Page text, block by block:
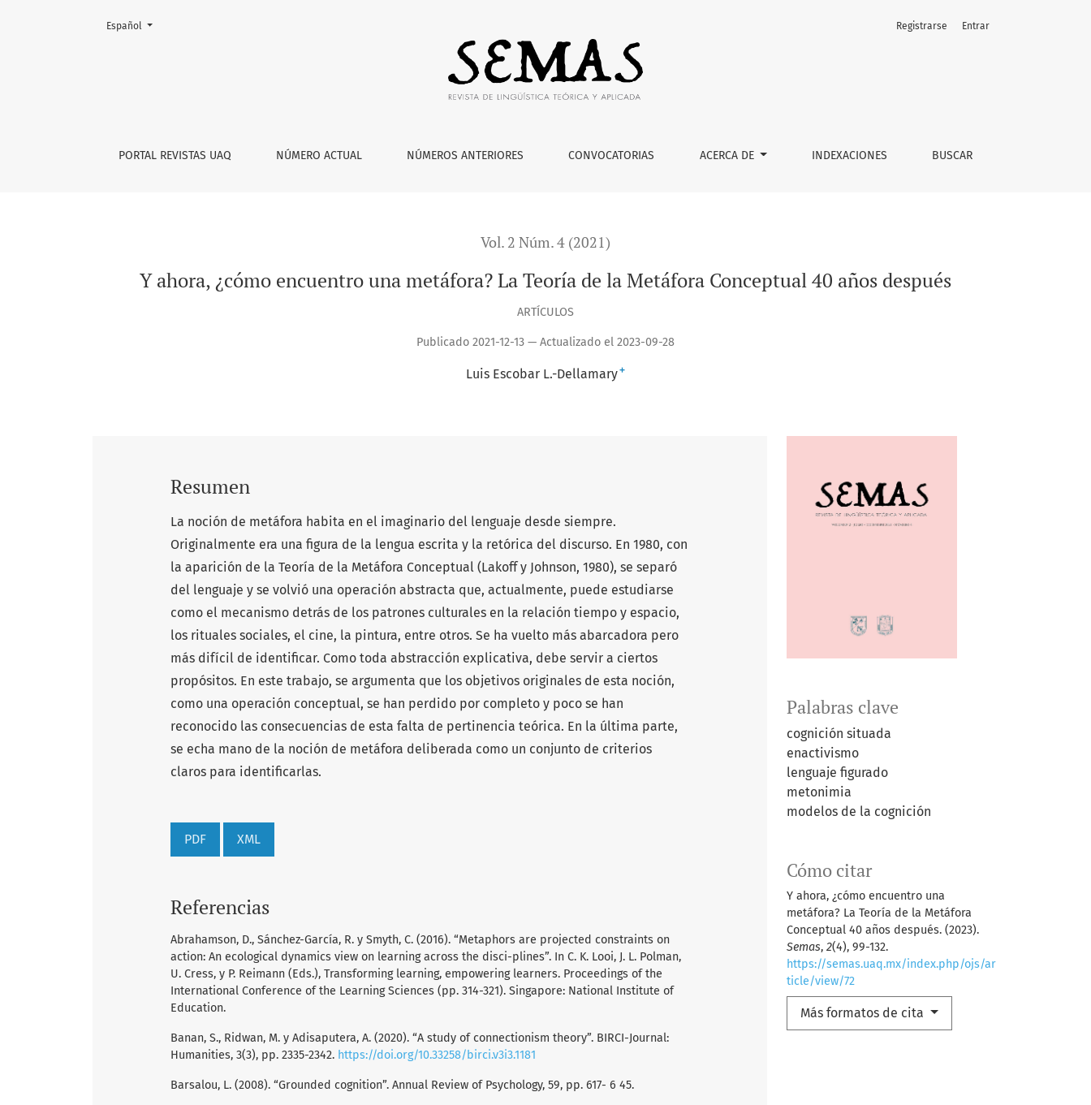
Y ahora, ¿cómo encuentro una metáfora? La Teoría de la Metáfora Conceptual 40 años después
PORTAL REVISTAS UAQ NÚMERO ACTUAL NÚMEROS ANTERIORES CONVOCATORIAS ACERCA DE INDEXACIONES BUSCAR
Registrarse Entrar
Cambiar el idioma. El actual es:
Español
Vol. 2 Núm. 4 (2021)
Y ahora, ¿cómo encuentro una metáfora? La Teoría de la Metáfora Conceptual 40 años después
ARTÍCULOS
Publicado 2021-12-13 — Actualizado el 2023-09-28
Luis Escobar L.-Dellamary+
Palabras clave
cognición situada
enactivismo
lenguaje figurado
metonimia
modelos de la cognición
Cómo citar
Y ahora, ¿cómo encuentro una
metáfora? La Teoría de la Metáfora
Conceptual 40 años después. (2023).
Semas, 2(4), 99-132.
https://semas.uaq.mx/index.php/ojs/ar
ticle/view/72
Más formatos de cita
Resumen
La noción de metáfora habita en el imaginario del lenguaje desde siempre.
Originalmente era una figura de la lengua escrita y la retórica del discurso. En 1980, con
la aparición de la Teoría de la Metáfora Conceptual (Lakoff y Johnson, 1980), se separó
del lenguaje y se volvió una operación abstracta que, actualmente, puede estudiarse
como el mecanismo detrás de los patrones culturales en la relación tiempo y espacio,
los rituales sociales, el cine, la pintura, entre otros. Se ha vuelto más abarcadora pero
más difícil de identificar. Como toda abstracción explicativa, debe servir a ciertos
propósitos. En este trabajo, se argumenta que los objetivos originales de esta noción,
como una operación conceptual, se han perdido por completo y poco se han
reconocido las consecuencias de esta falta de pertinencia teórica. En la última parte,
se echa mano de la noción de metáfora deliberada como un conjunto de criterios
claros para identificarlas.
PDF XML
Referencias
Abrahamson, D., Sánchez-García, R. y Smyth, C. (2016). “Metaphors are projected constraints on
action: An ecological dynamics view on learning across the disci-plines”. In C. K. Looi, J. L. Polman,
U. Cress, y P. Reimann (Eds.), Transforming learning, empowering learners. Proceedings of the
International Conference of the Learning Sciences (pp. 314-321). Singapore: National Institute of
Education.
Banan, S., Ridwan, M. y Adisaputera, A. (2020). “A study of connectionism theory”. BIRCI-Journal:
Humanities, 3(3), pp. 2335-2342. https://doi.org/10.33258/birci.v3i3.1181
Barsalou, L. (2008). “Grounded cognition”. Annual Review of Psychology, 59, pp. 617- 6 45.